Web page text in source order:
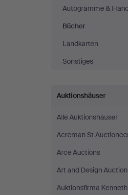
Autogramme &
Bücher
Landkarten
Sonstiges
Auktionshäuser
Alle Auktionshäuser
Acreman St
Arce Auctions
Art and Design
Auktionsfirma